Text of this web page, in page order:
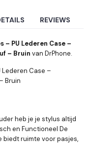
REVIEWS
– PU Lederen Case –
– Bruin van DrPhone.
Lederen Case –
Bruin
heb je je stylus altijd
en Functioneel De
biedt ruimte voor pasjes,